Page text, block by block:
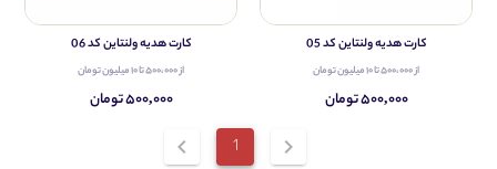
کارت هدیه ولنتاین کد 05
از ۵۰۰،۰۰۰ تا ۱۰ میلیون تومان
۵۰۰,۰۰۰ تومان
کارت هدیه ولنتاین کد 06
از ۵۰۰،۰۰۰ تا ۱۰ میلیون تومان
۵۰۰,۰۰۰ تومان
chevron_right
1
chevron_left